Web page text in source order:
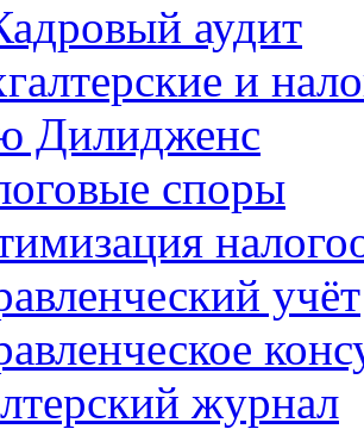
аудит
и
Дилидженс
споры
учёт
журнал